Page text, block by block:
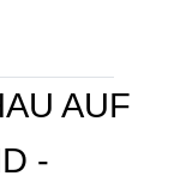
AUF
-